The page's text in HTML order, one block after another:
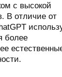
с высокой
В отличие от
более